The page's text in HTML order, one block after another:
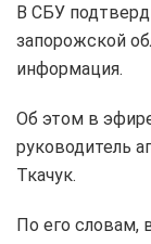
В СБУ
запорожской
информация.
Об этом в
руководитель
Ткачук.
По его словам,